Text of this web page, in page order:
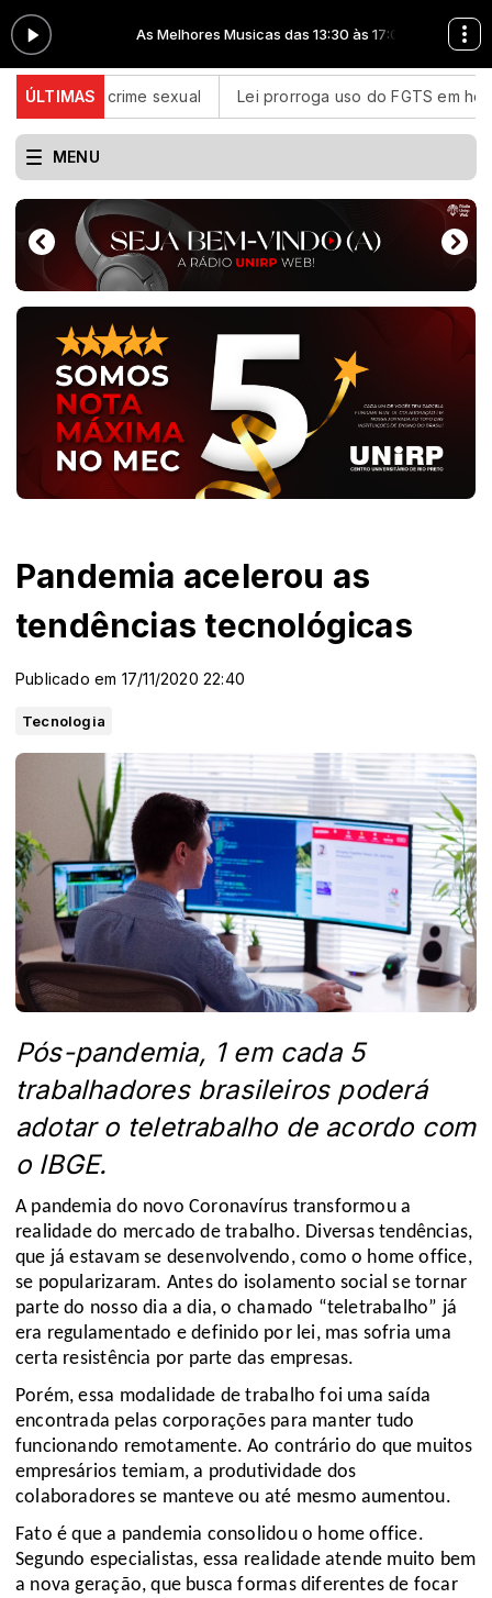
17:00 As Melhores Musicas das 13:30 às 17:00
ÚLTIMAS
de crime sexual Lei prorroga uso do FGTS em hospitais
MENU
Pandemia acelerou as
tendências tecnológicas
Publicado em 17/11/2020 22:40
Tecnologia
Pós-pandemia, 1 em cada 5
trabalhadores brasileiros poderá
adotar o teletrabalho de acordo com
o IBGE.
A pandemia do novo Coronavírus transformou a
realidade do mercado de trabalho. Diversas tendências,
que já estavam se desenvolvendo, como o home office,
se popularizaram. Antes do isolamento social se tornar
parte do nosso dia a dia, o chamado “teletrabalho” já
era regulamentado e definido por lei, mas sofria uma
certa resistência por parte das empresas.
Porém, essa modalidade de trabalho foi uma saída
encontrada pelas corporações para manter tudo
funcionando remotamente. Ao contrário do que muitos
empresários temiam, a produtividade dos
colaboradores se manteve ou até mesmo aumentou.
Fato é que a pandemia consolidou o home office.
Segundo especialistas, essa realidade atende muito bem
a nova geração, que busca formas diferentes de focar